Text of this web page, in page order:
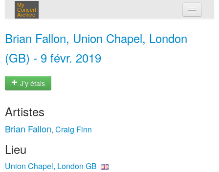
My
Concert
Archive
Brian Fallon, Union Chapel, London
(GB) - 9 févr. 2019
J'y étais
Artistes
Brian Fallon, Craig Finn
Lieu
Union Chapel, London GB